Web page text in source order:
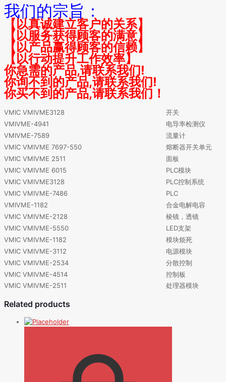
我们的宗旨：
【以真诚建立客户的关系】
【以服务获得顾客的满意】
【以产品赢得顾客的信赖】
【以行动提升工作效率】
你急需的产品,请联系我们!
你询不到的产品,请联系我们!
你买不到的产品,请联系我们！
VMIC VMIVME3128
开关
VMIVME-4941
电导率检测仪
VMIVME-7589
流量计
VMIC VMIVME 7697-550
熔断器开关单元
VMIC VMIVME 2511
面板
VMIC VMIVME 6015
PLC模块
VMIC VMIVME3128
PLC控制系统
VMIC VMIVME-7486
PLC
VMIVME-1182
合金电解电容
VMIC VMIVME-2128
棱镜，透镜
VMIC VMIVME-5550
LED支架
VMIC VMIVME-1182
模块烦死
VMIC VMIVME-3112
电源模块
VMIC VMIVME-2534
分散控制
VMIC VMIVME-4514
控制板
VMIC VMIVME-2511
处理器模块
Related products